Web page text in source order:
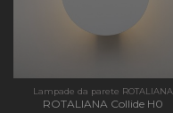
Lampade da parete ROTALIANA
ROTALIANA Collide H0